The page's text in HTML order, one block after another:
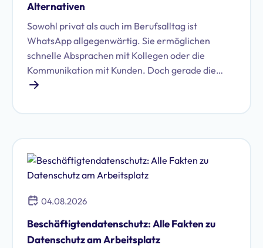
Alternativen
Sowohl privat als auch im Berufsalltag ist
WhatsApp allgegenwärtig. Sie ermöglichen
schnelle Absprachen mit Kollegen oder die
Kommunikation mit Kunden. Doch gerade die
Nutzung von WhatsApp im geschäftlichen Umfeld
welche das sind und ob Sie WhatsApp DSGVO-
04.08.2026
Beschäftigtendatenschutz: Alle Fakten zu
Datenschutz am Arbeitsplatz